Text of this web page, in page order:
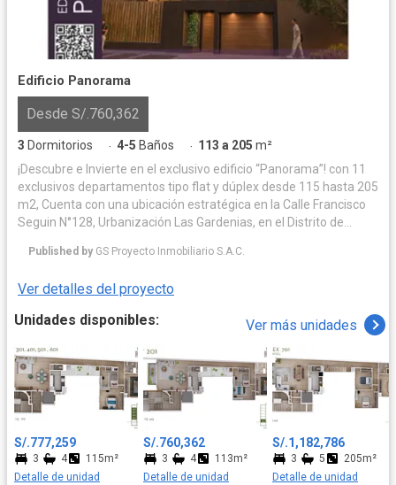
Edificio Panorama
Desde S/.760,362
3 Dormitorios · 4-5 Baños · 113 a 205 m²
¡Descubre e Invierte en el exclusivo edificio “Panorama”! con 11
exclusivos departamentos tipo flat y dúplex desde 115 hasta 205
m2, Cuenta con una ubicación estratégica en la Calle Francisco
Seguin N°128, Urbanización Las Gardenias, en el Distrito de
Astete) Este proyecto está rodeado de hermosos parques
distribución funcional en cada nivel, este edificio ofrece una
excelente iluminación y ventilación natural. Cada unidad
inmobiliaria cuenta con sala comedor, baño de visita, terrazas
con zonas de BBQ, opciones de cocina cerrada o abierta con
muebles altos, bajos y tableros de granito y cuarzo, patio
lavandería, cuarto y baño de servicio, estar TV familiar y 3
dormitorios con amplios closets, el principal incluye su propio
baño y los otros 2 dormitorios comparten un baño secundario
Todos los departamentos cuentan con uno o dos
estacionamientos y un depósito a elección del cliente. ¡Te
invitamos a visitar nuestra caseta de ventas en la Calle Francisco
Published by GS Proyecto Inmobiliario S.A.C.
Ver detalles del proyecto
Unidades disponibles:
Ver más unidades
S/.777,259
3 4
115m²
Detalle de unidad
S/.760,362
3 4
113m²
Detalle de unidad
S/.1,182,786
3 5
205m²
Detalle de unidad